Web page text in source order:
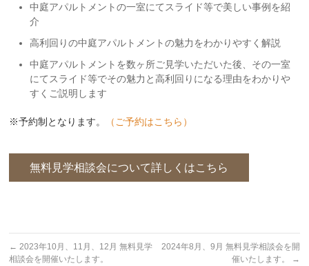
中庭アパルトメントの一室にてスライド等で美しい事例を紹
介
高利回りの中庭アパルトメントの魅力をわかりやすく解説
中庭アパルトメントを数ヶ所ご見学いただいた後、その一室
にてスライド等でその魅力と高利回りになる理由をわかりや
すくご説明します
※予約制となります。 （ご予約はこちら）
無料見学相談会について詳しくはこちら
← 2023年10月、11月、12月 無料見学
相談会を開催いたします。
2024年8月、9月 無料見学相談会を開
催いたします。
→